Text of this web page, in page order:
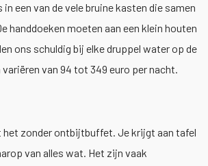
een van de vele bruine kasten die samen
handdoeken moeten aan een klein houten
ons schuldig bij elke druppel water op de
van 94 tot 349 euro per nacht.
het zonder ontbijtbuffet. Je krijgt aan tafel
van alles wat. Het zijn vaak